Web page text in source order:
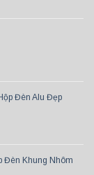
Đèn Alu Đẹp
Đèn Khung Nhôm